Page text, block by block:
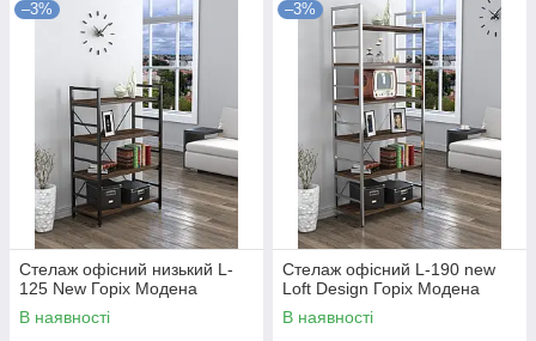
–3%
Стелаж офісний низький L-
125 New Горіх Модена
В наявності
–3%
Стелаж офісний L-190 new
Loft Design Горіх Модена
В наявності